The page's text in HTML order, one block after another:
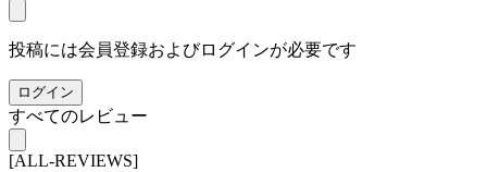
投稿には会員登録およびログインが必要です
ログイン
すべてのレビュー
[ALL-REVIEWS]